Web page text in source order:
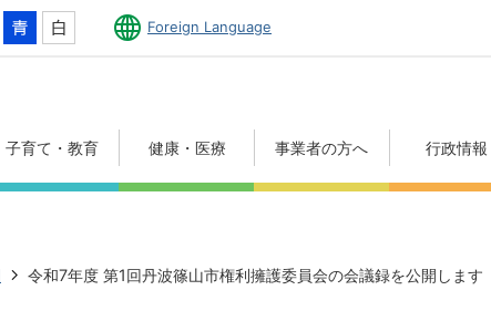
Foreign Language
子育て・教育 健康・医療 事業者の方へ 行政情報
令和7年度 第1回丹波篠山市権利擁護委員会の会議録を公開します